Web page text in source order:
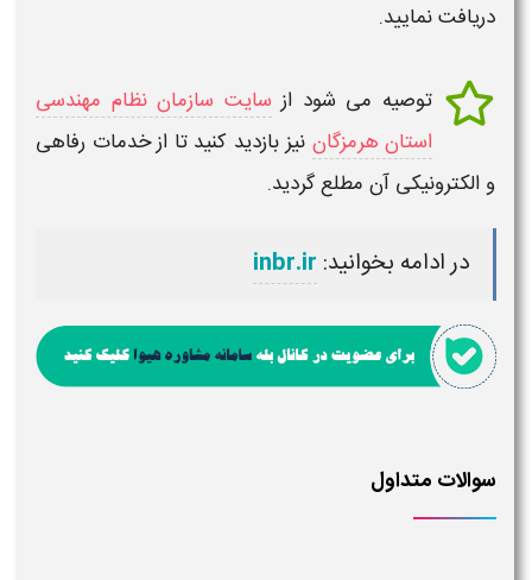
دریافت نمایید.
توصیه می شود از سایت سازمان نظام مهندسی
استان هرمزگان نیز بازدید کنید تا از خدمات رفاهی
و الکترونیکی آن مطلع گردید.
در ادامه بخوانید: inbr.ir
سوالات متداول